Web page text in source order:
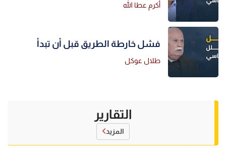
أكرم عطا الله
فشل خارطة الطريق قبل أن تبدأ
طلال عوكل
التقارير
المزيد